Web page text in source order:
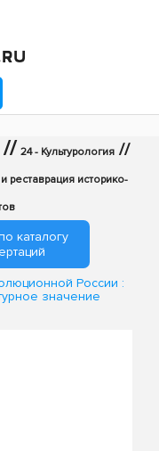
// 24 - Культурология //
историко-
каталогу
России :
значение